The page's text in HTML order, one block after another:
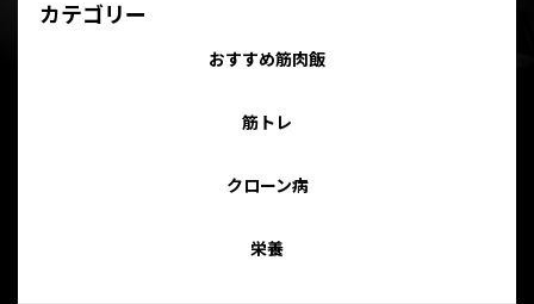
カテゴリー
おすすめ筋肉飯
筋トレ
クローン病
栄養